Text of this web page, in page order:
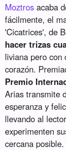
Moztros acaba
fácilmente, el
'Cicatrices', de
hacer trizas
liviana pero con
corazón.
Premio
Arias transmite
esperanza y
llevando al
experimenten
cercana posible.